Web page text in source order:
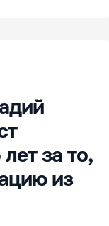
за то,
из